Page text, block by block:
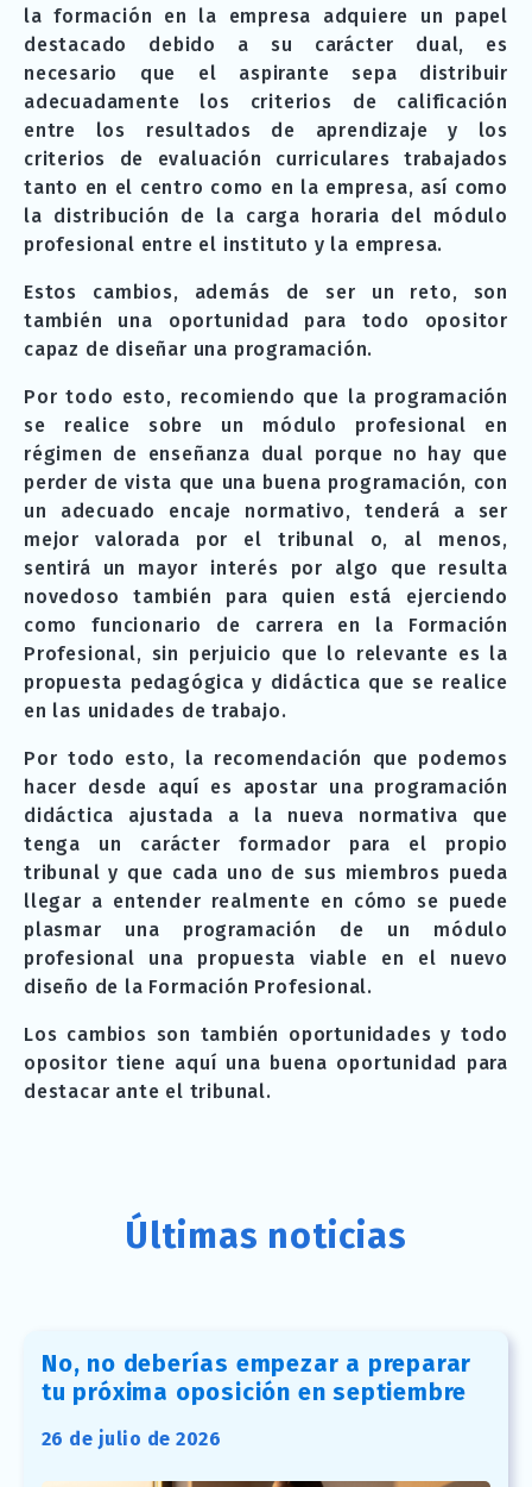
la formación en la empresa adquiere un papel
destacado debido a su carácter dual, es
necesario que el aspirante sepa distribuir
adecuadamente los criterios de calificación
entre los resultados de aprendizaje y los
criterios de evaluación curriculares trabajados
tanto en el centro como en la empresa, así como
la distribución de la carga horaria del módulo
profesional entre el instituto y la empresa.
Estos cambios, además de ser un reto, son
también una oportunidad para todo opositor
capaz de diseñar una programación.
Por todo esto, recomiendo que la programación
se realice sobre un módulo profesional en
régimen de enseñanza dual porque no hay que
perder de vista que una buena programación, con
un adecuado encaje normativo, tenderá a ser
mejor valorada por el tribunal o, al menos,
sentirá un mayor interés por algo que resulta
novedoso también para quien está ejerciendo
como funcionario de carrera en la Formación
Profesional, sin perjuicio que lo relevante es la
propuesta pedagógica y didáctica que se realice
en las unidades de trabajo.
Por todo esto, la recomendación que podemos
hacer desde aquí es apostar una programación
didáctica ajustada a la nueva normativa que
tenga un carácter formador para el propio
tribunal y que cada uno de sus miembros pueda
llegar a entender realmente en cómo se puede
plasmar una programación de un módulo
profesional una propuesta viable en el nuevo
diseño de la Formación Profesional.
Los cambios son también oportunidades y todo
opositor tiene aquí una buena oportunidad para
destacar ante el tribunal.
Últimas noticias
No, no deberías empezar a preparar
tu próxima oposición en septiembre
26 de julio de 2026